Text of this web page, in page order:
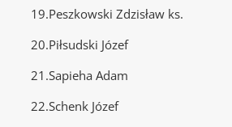
19.Peszkowski Zdzisław ks.
20.Piłsudski Józef
21.Sapieha Adam
22.Schenk Józef